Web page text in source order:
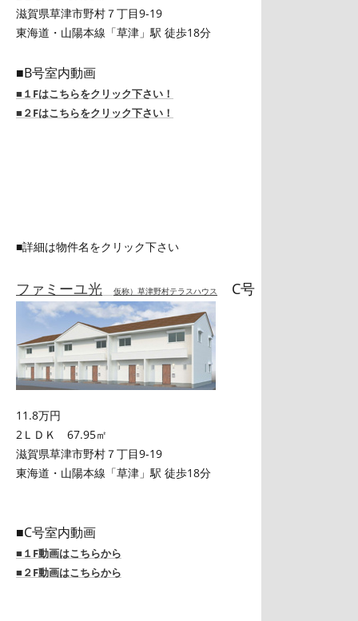
滋賀県草津市野村７丁目9-19
東海道・山陽本線「草津」駅 徒歩18分
■B号室内動画
■１Fはこちらをクリック下さい！
■２Fはこちらをクリック下さい！
■詳細は物件名をクリック下さい
ファミーユ光 仮称）草津野村テラスハウス C号
11.8万円
2ＬＤＫ 67.95㎡
滋賀県草津市野村７丁目9-19
東海道・山陽本線「草津」駅 徒歩18分
■C号室内動画
■１F動画はこちらから
■２F動画はこちらから